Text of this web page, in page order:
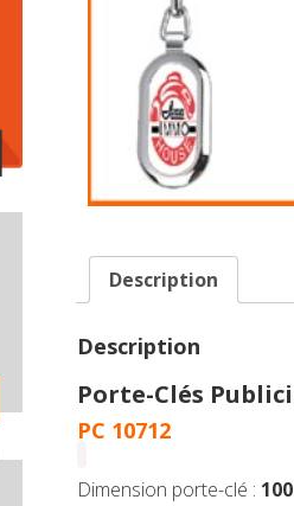
Description
Description
Porte-Clés
PC 10712
Dimension porte-clé :